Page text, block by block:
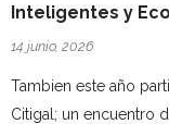
Inteligentes y
14 junio, 2026
Tambien este año
Citigal; un encuentro